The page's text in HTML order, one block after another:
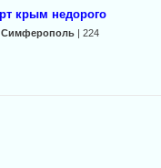
крым недорого
Симферополь| 224